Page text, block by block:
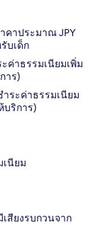
คาประมาณ JPY
บเด็ก
ค่าธรรมเนียมเพิ่ม
าร)
ระค่าธรรมเนียม
บริการ)
เนียม
สียงรบกวนจาก